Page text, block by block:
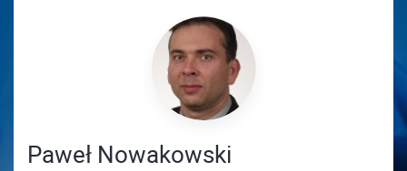
Paweł Nowakowski